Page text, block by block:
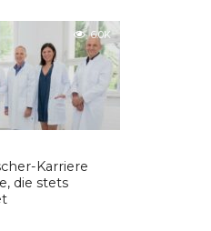
6.0K
Karriere
die stets